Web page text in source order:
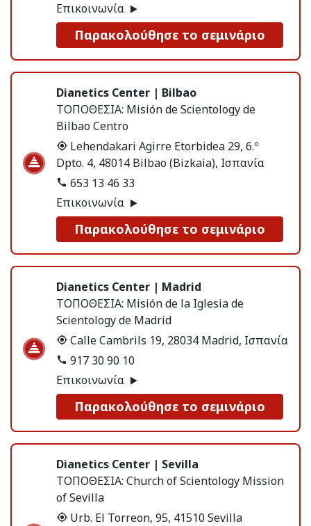
Επικοινωνία
Παρακολούθησε το σεμινάριο
Dianetics Center | Bilbao
ΤΟΠΟΘΕΣΙΑ: Misión de Scientology de
Bilbao Centro
Lehendakari Agirre Etorbidea 29, 6.º
Dpto. 4, 48014 Bilbao (Bizkaia), Ισπανία
653 13 46 33
Επικοινωνία
Παρακολούθησε το σεμινάριο
Dianetics Center | Madrid
ΤΟΠΟΘΕΣΙΑ: Misión de la Iglesia de
Scientology de Madrid
Calle Cambrils 19, 28034 Madrid, Ισπανία
917 30 90 10
Επικοινωνία
Παρακολούθησε το σεμινάριο
Dianetics Center | Sevilla
ΤΟΠΟΘΕΣΙΑ: Church of Scientology Mission
of Sevilla
Urb. El Torreon, 95, 41510 Sevilla